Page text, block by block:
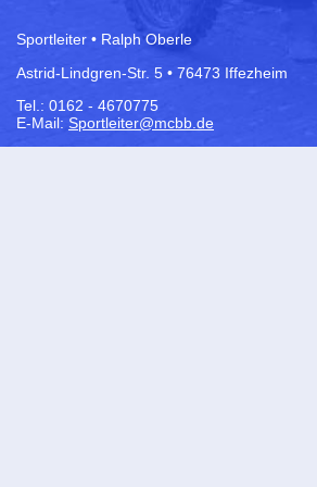
Sportleiter • Ralph Oberle
Astrid-Lindgren-Str. 5 • 76473 Iffezheim
Tel.: 0162 - 4670775
E-Mail: Sportleiter@mcbb.de